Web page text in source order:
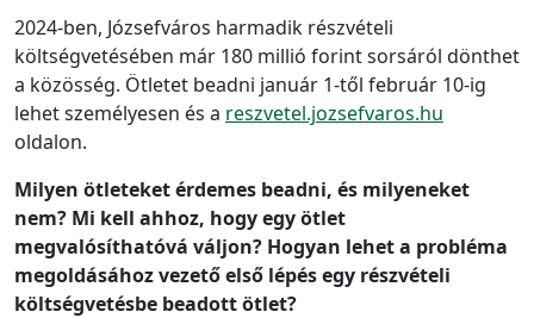
2024-ben, Józsefváros harmadik részvételi
költségvetésében már 180 millió forint sorsáról dönthet
a közösség. Ötletet beadni január 1-től február 10-ig
lehet személyesen és a reszvetel.jozsefvaros.hu
oldalon.
Milyen ötleteket érdemes beadni, és milyeneket
nem? Mi kell ahhoz, hogy egy ötlet
megvalósíthatóvá váljon? Hogyan lehet a probléma
megoldásához vezető első lépés egy részvételi
költségvetésbe beadott ötlet?